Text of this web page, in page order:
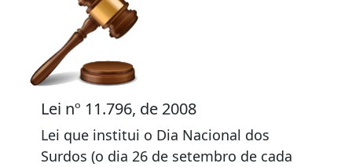
Lei nº 11.796, de 2008
Lei que institui o Dia Nacional dos
Surdos (o dia 26 de setembro de cada